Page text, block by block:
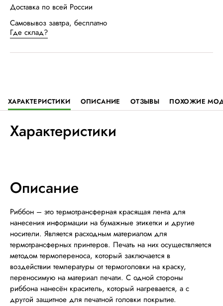
Доставка по всей России
Самовывоз завтра, бесплатно
Где склад?
ХАРАКТЕРИСТИКИ ОПИСАНИЕ ОТЗЫВЫ ПОХОЖИЕ
Характеристики
Описание
Риббон – это термотрансферная красящая лента для
нанесения информации на бумажные этикетки и другие
носители. Является расходным материалом для
термотрансферных принтеров. Печать на них осуществляется
методом термопереноса, который заключается в
воздействии температуры от термоголовки на краску,
переносимую на материал печати. С одной стороны
риббона нанесён краситель, который нагревается, а с
другой защитное для печатной головки покрытие.